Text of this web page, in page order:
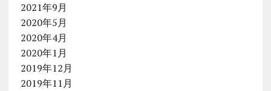
2021年9月
2020年5月
2020年4月
2020年1月
2019年12月
2019年11月